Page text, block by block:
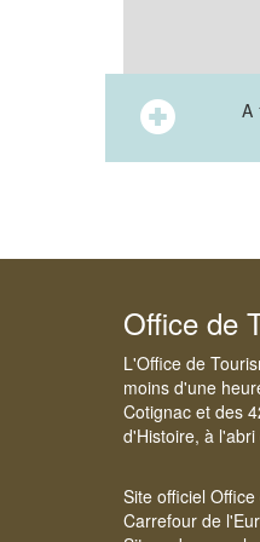
A
Office de
L'Office de
moins d'une
Cotignac et des
d'Histoire, à
Site officiel
Carrefour de